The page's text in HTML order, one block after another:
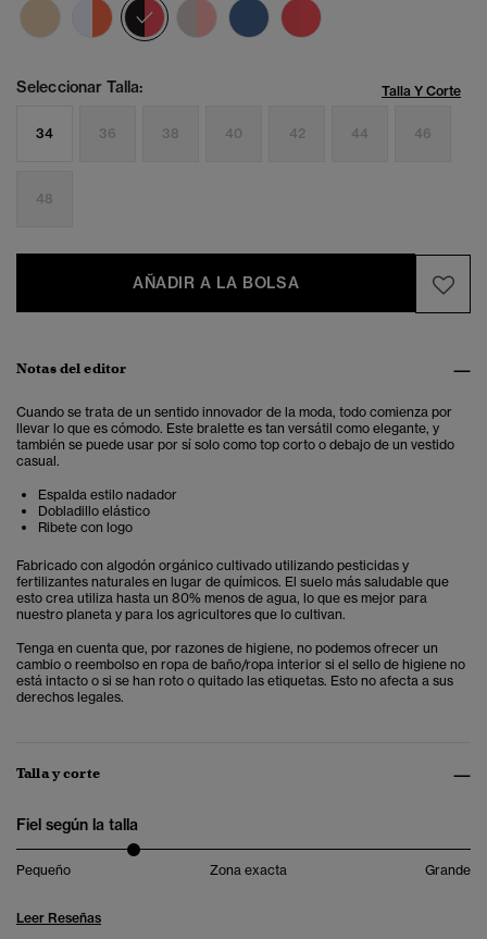
seleccionado
Seleccionar Talla: Talla Y Corte
34 36 38 40 42 44 46
48
AÑADIR A LA BOLSA
Notas del editor
Cuando se trata de un sentido innovador de la moda, todo comienza por
llevar lo que es cómodo. Este bralette es tan versátil como elegante, y
también se puede usar por sí solo como top corto o debajo de un vestido
casual.
Espalda estilo nadador
Dobladillo elástico
Ribete con logo
Fabricado con algodón orgánico cultivado utilizando pesticidas y
fertilizantes naturales en lugar de químicos. El suelo más saludable que
esto crea utiliza hasta un 80% menos de agua, lo que es mejor para
nuestro planeta y para los agricultores que lo cultivan.
Tenga en cuenta que, por razones de higiene, no podemos ofrecer un
cambio o reembolso en ropa de baño/ropa interior si el sello de higiene no
está intacto o si se han roto o quitado las etiquetas. Esto no afecta a sus
derechos legales.
Talla y corte
Fiel según la talla
Pequeño Zona exacta Grande
Leer Reseñas